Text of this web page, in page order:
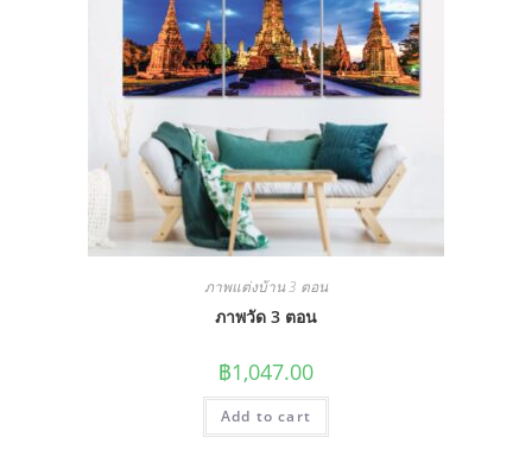
ภาพแต่งบ้าน 3 ตอน
ภาพวัด 3 ตอน
฿1,047.00
Add to cart